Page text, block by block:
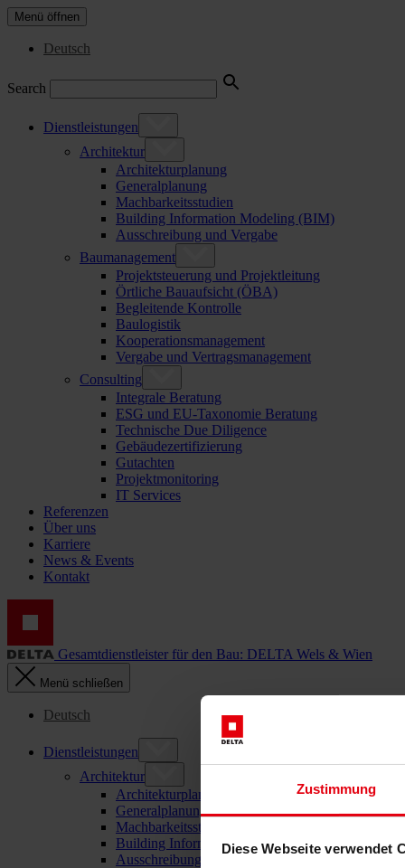
Zustimmung
Diese Webseite verwendet
Menü öffnen
Deutsch
Search
Dienstleistungen
Architektur
Architekturplanung
Generalplanung
Machbarkeitsstudien
Building Information Modeling (BIM)
Ausschreibung und Vergabe
Baumanagement
Projektsteuerung und Projektleitung
Örtliche Bauaufsicht (ÖBA)
Begleitende Kontrolle
Baulogistik
Kooperationsmanagement
Vergabe und Vertragsmanagement
Consulting
Integrale Beratung
ESG und EU-Taxonomie Beratung
Technische Due Diligence
Gebäudezertifizierung
Gutachten
Projektmonitoring
IT Services
Referenzen
Über uns
Karriere
News & Events
Kontakt
Gesamtdienstleister für den Bau: DELTA Wels & Wien
Menü schließen
Deutsch
Dienstleistungen
Architektur
Architekturplanung
Generalplanung
Machbarkeitsstudien
Building Information Modeling (BIM)
Ausschreibung und Vergabe